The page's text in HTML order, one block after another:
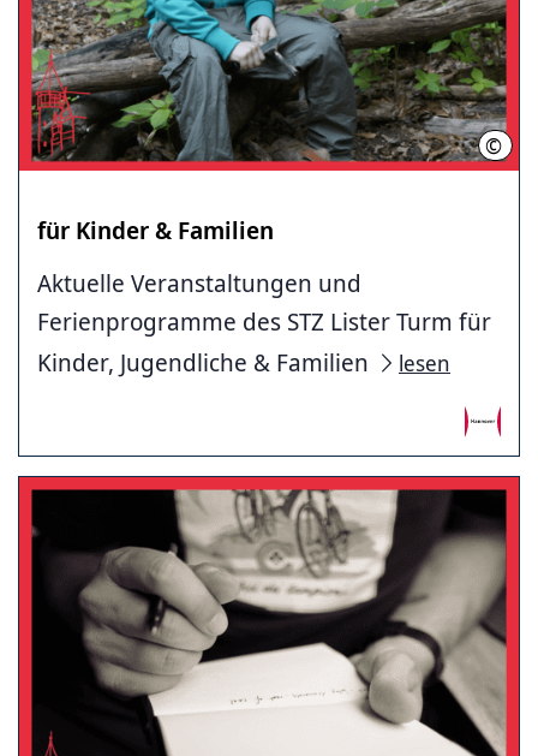
© LHH
für Kinder & Familien
Aktuelle Veranstaltungen und
Ferienprogramme des STZ Lister Turm für
Kinder, Jugendliche & Familien
lesen